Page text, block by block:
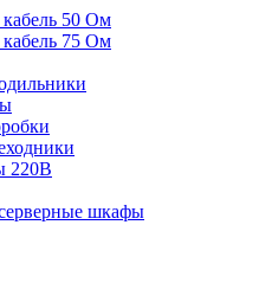
50 Ом
75 Ом
220В
шкафы